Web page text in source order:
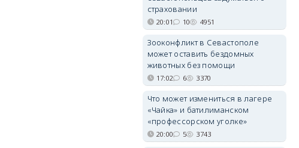
страховании
20:01 10 4951
Зооконфликт в Севастополе
может оставить бездомных
животных без помощи
17:02 6 3370
Что может измениться в лагере
«Чайка» и батилиманском
«профессорском уголке»
20:00 5 3743